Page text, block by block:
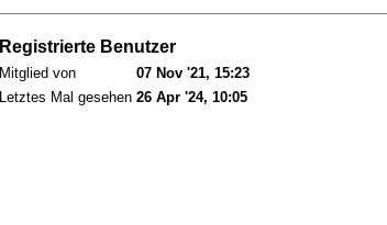
Registrierte Benutzer
Mitglied von
07 Nov '21, 15:23
Letztes Mal gesehen 26 Apr '24, 10:05